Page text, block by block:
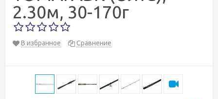
2.30м, 30-170г
В избранное Сравнение